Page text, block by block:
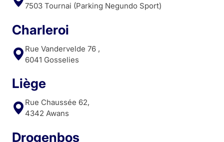
7503 Tournai (Parking Negundo Sport)
Charleroi
Rue Vandervelde 76 ,
6041 Gosselies
Liège
Rue Chaussée 62,
4342 Awans
Drogenbos